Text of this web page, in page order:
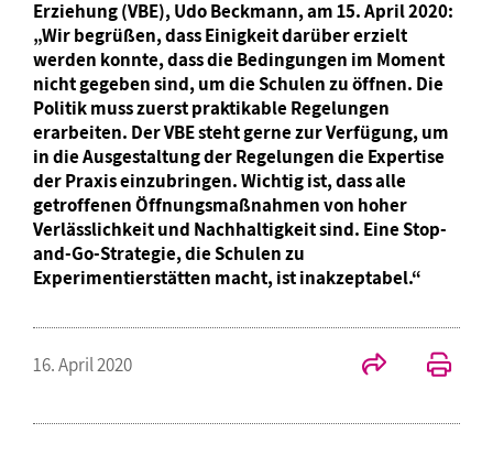
Erziehung (VBE), Udo Beckmann, am 15. April 2020:
„Wir begrüßen, dass Einigkeit darüber erzielt
werden konnte, dass die Bedingungen im Moment
nicht gegeben sind, um die Schulen zu öffnen. Die
Politik muss zuerst praktikable Regelungen
erarbeiten. Der VBE steht gerne zur Verfügung, um
in die Ausgestaltung der Regelungen die Expertise
der Praxis einzubringen. Wichtig ist, dass alle
getroffenen Öffnungsmaßnahmen von hoher
Verlässlichkeit und Nachhaltigkeit sind. Eine Stop-
and-Go-Strategie, die Schulen zu
Experimentierstätten macht, ist inakzeptabel.“
16. April 2020